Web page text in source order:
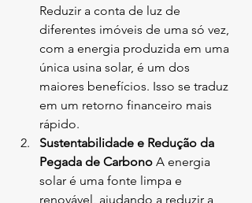
Reduzir a conta de luz de
diferentes imóveis de uma só vez,
com a energia produzida em uma
única usina solar, é um dos
maiores benefícios. Isso se traduz
em um retorno financeiro mais
rápido.
Sustentabilidade e Redução da
Pegada de Carbono A energia
solar é uma fonte limpa e
renovável, ajudando a reduzir a